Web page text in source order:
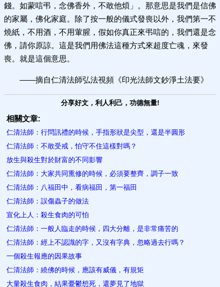
錢。如蒙唁弔，念佛香外，不敢他煩」。那意思是我們是信佛
的家屬，佛化家庭。除了按一般的儀式發喪以外，我們第一不
燒紙，不用酒，不用葷腥，假如你真正來弔唁的，我們還是念
佛，請你原諒。這是我們用佛法這種方式來超度亡魂，來發
喪。就是這個意思。
——摘自仁清法師弘法視頻《印光法師文鈔淨土法要》
分享好文，利人利己，功德無量!
相關文章:
仁清法師：行問訊禮的時候，手指形狀是尖型，還是半圓形
仁清法師：不敢受戒，怕守不住這樣對嗎？
放生與殺生對於財富的不同影響
仁清法師：大家共同熏修的時候，必須要整齊，調子一致
仁清法師：八福田中，看病福田，第一福田
仁清法師：誤傷蟲子的做法
宣化上人：殺生食肉的可怕
仁清法師：一般人臨走的時候，四大分離，是非常痛苦的
仁清法師：經上不認識的字，又沒有字典，忽略過去行嗎？
一個殺生報應的因果故事
仁清法師：繞佛的時候，應該有威儀，有規矩
大量殺生食肉，結果憂鬱想死，還夢見了地獄